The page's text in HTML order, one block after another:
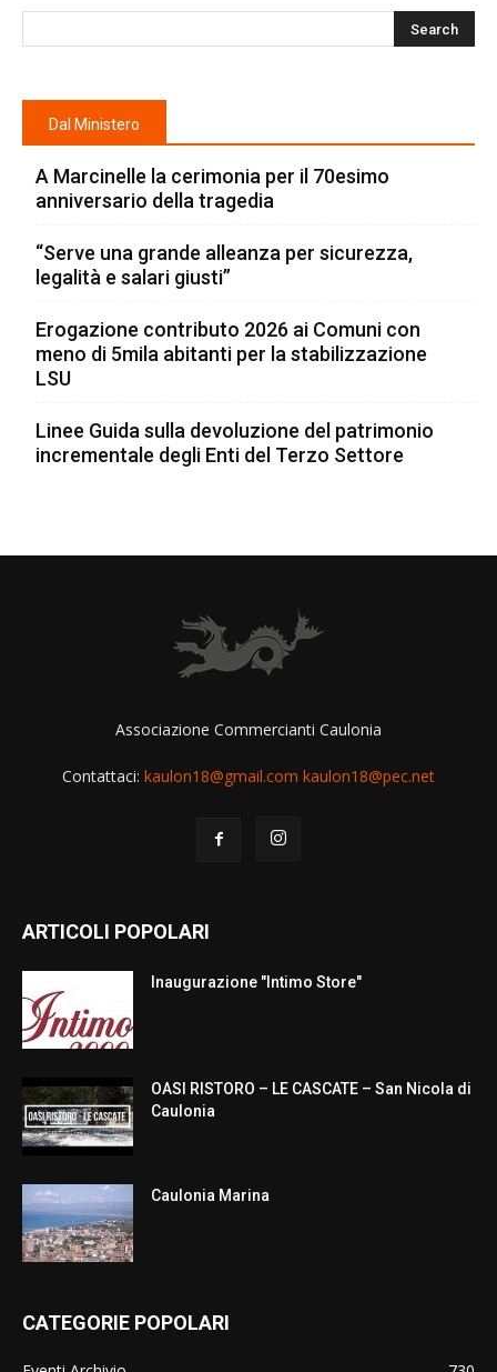
Dal Ministero
A Marcinelle la cerimonia per il 70esimo
anniversario della tragedia
“Serve una grande alleanza per sicurezza,
legalità e salari giusti”
Erogazione contributo 2026 ai Comuni con
meno di 5mila abitanti per la stabilizzazione
LSU
Linee Guida sulla devoluzione del patrimonio
incrementale degli Enti del Terzo Settore
Associazione Commercianti Caulonia
Contattaci: kaulon18@gmail.com kaulon18@pec.net
ARTICOLI POPOLARI
Inaugurazione "Intimo Store"
OASI RISTORO – LE CASCATE – San Nicola di
Caulonia
Caulonia Marina
CATEGORIE POPOLARI